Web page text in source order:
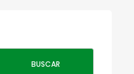
BUSCAR